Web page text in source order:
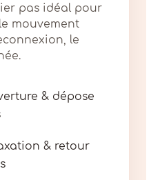
pas idéal pour
mouvement
le
& dépose
& retour